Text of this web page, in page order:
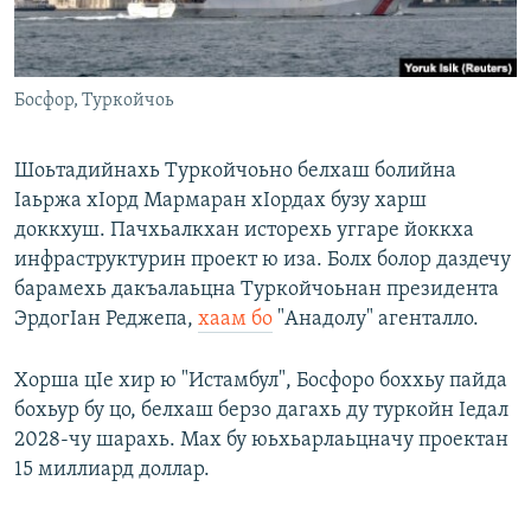
Босфор, Туркойчоь
Шоьтадийнахь Туркойчоьно белхаш болийна
Iаьржа хIорд Мармаран хIордах бузу харш
доккхуш. Пачхьалкхан исторехь уггаре йоккха
инфраструктурин проект ю иза. Болх болор даздечу
барамехь дакъалаьцна Туркойчоьнан президента
ЭрдогIан Реджепа, хаам бо "Анадолу" агенталло.
Хорша цIе хир ю "Истамбул", Босфоро боххьу пайда
бохьур бу цо, белхаш берзо дагахь ду туркойн Iедал
2028-чу шарахь. Мах бу юьхьарлаьцначу проектан
15 миллиард доллар.